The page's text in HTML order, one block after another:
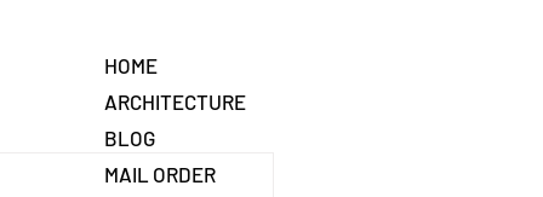
HOME
ARCHITECTURE
BLOG
MAIL ORDER